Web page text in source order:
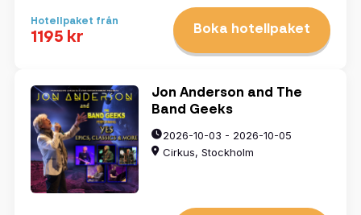
Hotellpaket från
1195 kr Boka hotellpaket
Jon Anderson and The
Band Geeks
2026-10-03 - 2026-10-05
Cirkus, Stockholm